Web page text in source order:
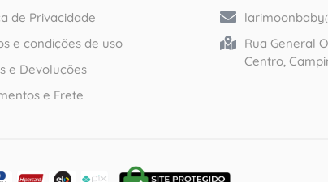
de Privacidade
e condições de uso
e Devoluções
e Frete
Rua General
Centro,